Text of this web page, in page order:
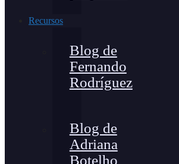
Recursos
Blog de
Fernando
Rodríguez
Blog de
Adriana
Botelho